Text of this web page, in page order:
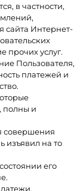
в частности,
сайта Интернет-
прочих услуг.
Пользователя,
платежей и
полны и
совершения
изъявил на то
его